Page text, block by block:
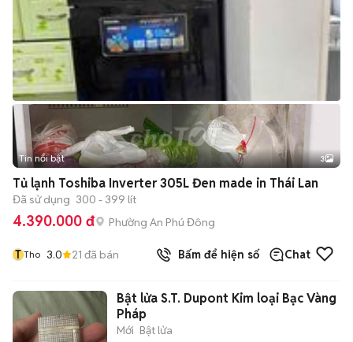
Tin nổi bật 3
Tủ lạnh Toshiba Inverter 305L Đen made in Thái Lan
Đã sử dụng 300 - 399 lít
4.390.000 đ Phường An Phú Đông
T Tho 3.0 21 đã bán Bấm để hiện số Chat
Bật lửa S.T. Dupont Kim loại Bạc Vàng
Pháp
Mới Bật lửa